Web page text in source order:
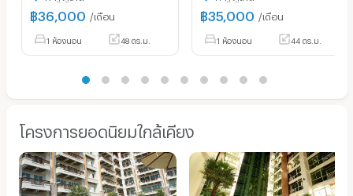
฿36,000 /เดือน
1 ห้องนอน 48 ตร.ม.
฿35,000 /เดือน
1 ห้องนอน 44 ตร.ม.
โครงการยอดนิยมใกล้เคียง